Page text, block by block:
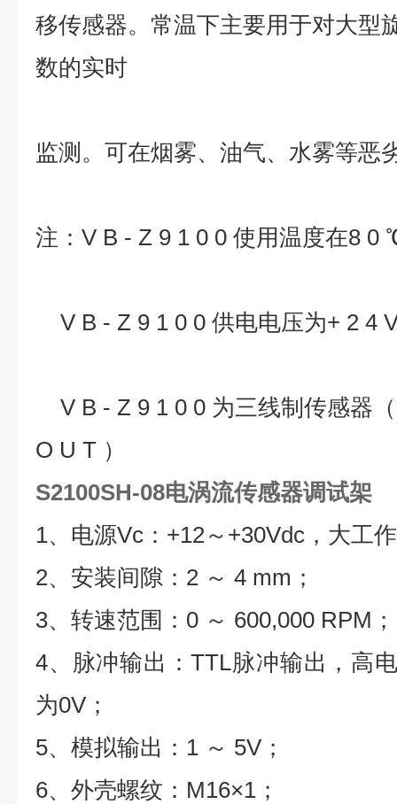
移传感器。常温下主要用于对大型
数的实时
监测。可在烟雾、油气、水雾等恶
注：V B - Z 9 1 0 0 使用温度在8
V B - Z 9 1 0 0 供电电压为+ 2 4
V B - Z 9 1 0 0 为三线制传感器
O U T ）
S2100SH-08电涡流传感器调试架
1、电源Vc ： +12～ +30Vdc ，大工
2、安装间隙： 2 ～ 4 mm ；
3、转速范围： 0 ～ 600,000 RPM ；
4、脉冲输出：TTL脉冲输出，高
为0V ；
5、模拟输出： 1 ～ 5V ；
6、外壳螺纹： M16×1 ；